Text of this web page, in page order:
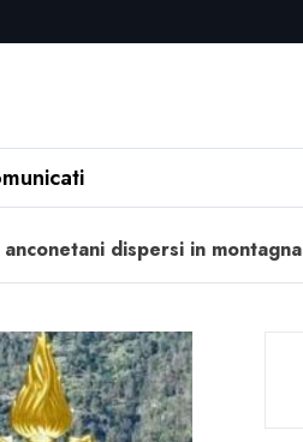
dispersi in montagna